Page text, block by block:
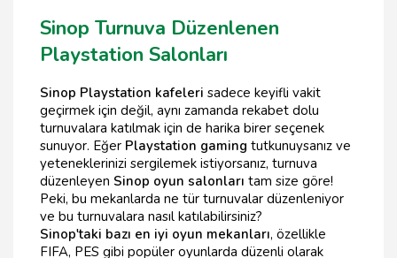
Sinop Turnuva Düzenlenen
Playstation Salonları
Sinop Playstation kafeleri sadece keyifli vakit
geçirmek için değil, aynı zamanda rekabet dolu
turnuvalara katılmak için de harika birer seçenek
sunuyor. Eğer Playstation gaming tutkunuysanız ve
yeteneklerinizi sergilemek istiyorsanız, turnuva
düzenleyen Sinop oyun salonları tam size göre!
Peki, bu mekanlarda ne tür turnuvalar düzenleniyor
ve bu turnuvalara nasıl katılabilirsiniz?
Sinop'taki bazı en iyi oyun mekanları, özellikle
FIFA, PES gibi popüler oyunlarda düzenli olarak